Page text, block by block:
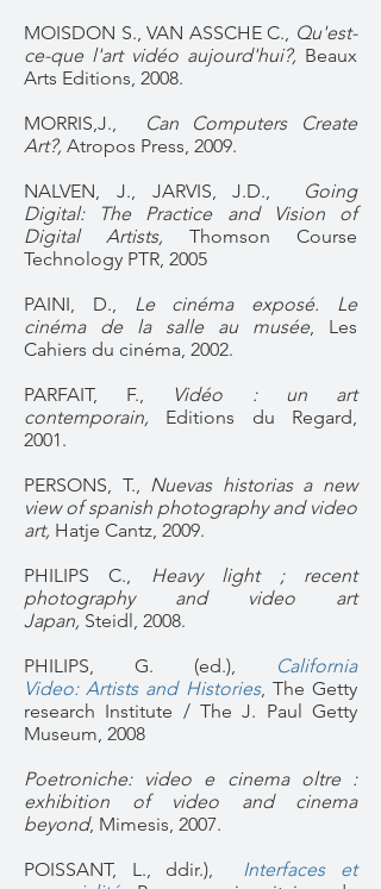
MOISDON S., VAN ASSCHE C., Qu'est-
ce-que l'art vidéo aujourd'hui?, Beaux
Arts Editions, 2008.
MORRIS,J.,
Can Computers Create
Art?, Atropos Press, 2009.
NALVEN, J., JARVIS, J.D.,
Going
Digital: The Practice and Vision of
Digital Artists, Thomson Course
Technology PTR, 2005
PAINI, D., Le cinéma exposé. Le
cinéma de la salle au musée, Les
Cahiers du cinéma, 2002.
PARFAIT, F., Vidéo : un art
contemporain, Editions du Regard,
2001.
PERSONS, T., Nuevas historias a new
view of spanish photography and video
art, Hatje Cantz, 2009.
PHILIPS C., Heavy light ; recent
photography and video art
Japan, Steidl, 2008.
PHILIPS, G. (ed.),
California
Video: Artists and Histories, The Getty
research Institute / The J. Paul Getty
Museum, 2008
Poetroniche: video e cinema oltre :
exhibition of video and cinema
beyond, Mimesis, 2007.
POISSANT, L., ddir.), Interfaces et